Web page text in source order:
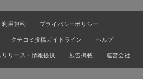
利用規約
プライバシーポリシー
クチコミ投稿ガイドライン
ヘルプ
リリース・情報提供 広告掲載 運営会社